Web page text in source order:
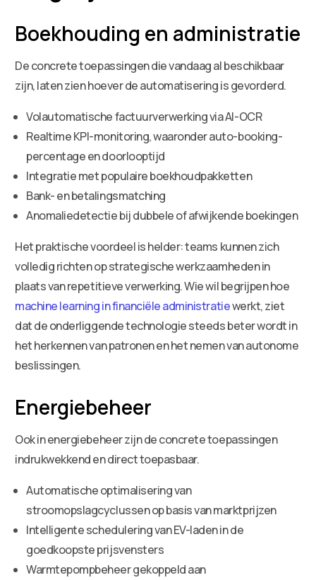
Boekhouding en administratie
De concrete toepassingen die vandaag al beschikbaar
zijn, laten zien hoever de automatisering is gevorderd.
Volautomatische factuurverwerking via AI-OCR
Realtime KPI-monitoring, waaronder auto-booking-
percentage en doorlooptijd
Integratie met populaire boekhoudpakketten
Bank- en betalingsmatching
Anomaliedetectie bij dubbele of afwijkende boekingen
Het praktische voordeel is helder: teams kunnen zich
volledig richten op strategische werkzaamheden in
plaats van repetitieve verwerking. Wie wil begrijpen hoe
machine learning in financiële administratiewerkt, ziet
dat de onderliggende technologie steeds beter wordt in
het herkennen van patronen en het nemen van autonome
beslissingen.
Energiebeheer
Ook in energiebeheer zijn de concrete toepassingen
indrukwekkend en direct toepasbaar.
Automatische optimalisering van
stroomopslagcyclussen op basis van marktprijzen
Intelligente schedulering van EV-laden in de
goedkoopste prijsvensters
Warmtepompbeheer gekoppeld aan